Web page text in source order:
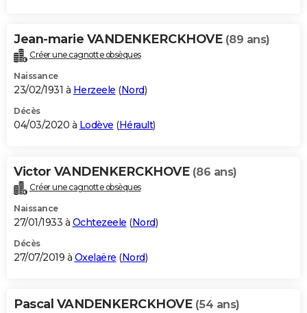
Jean-marie VANDENKERCKHOVE (89 ans)
Créer une cagnotte obsèques
Naissance
23/02/1931 à Herzeele (Nord)
Décès
04/03/2020 à Lodève (Hérault)
Victor VANDENKERCKHOVE (86 ans)
Créer une cagnotte obsèques
Naissance
27/01/1933 à Ochtezeele (Nord)
Décès
27/07/2019 à Oxelaëre (Nord)
Pascal VANDENKERCKHOVE (54 ans)